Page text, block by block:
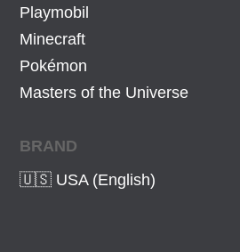
Playmobil
Minecraft
Pokémon
Masters of the Universe
BRAND
🇺🇸 USA (English)